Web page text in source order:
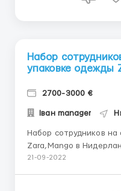
Набор
упаковке одежды
2700-3000 €
Іван manager
Набор сотрудников
Zara,Mango в
мужчины, женщины (
21-09-2022